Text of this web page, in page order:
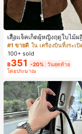
เสื้อแจ็คเก็ตผู้หญิงฤดูใบไม้ผ
สีพื้น หนังเทียม สไตล์ปกคอเ
แขนยาว สไตล์ลำลอง วิทยา
น เสื้อนอก สีน้ำตาล สไตล์สบ
ไม้ร่วง
#1 ขายดี
100+ sold
฿351 -20% วันสุดท้าย
โดยประมาณ